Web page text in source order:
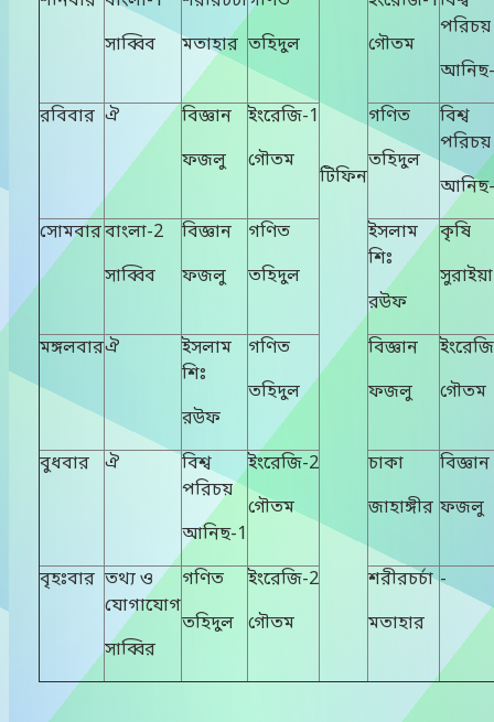
সাব্বিব
মতাহার তহিদুল
টিফিন
গৌতম
পরিচয়
রবিবার ঐ
বিজ্ঞান
ফজলু
ইংরেজি-1
গৌতম
গণিত
তহিদুল
বিশ্ব
পরিচয়
সোমবারবাংলা-2
সাব্বিব
বিজ্ঞান
ফজলু
গণিত
তহিদুল
ইসলাম
শিঃ
রউফ
কৃষি
সুরাইয়া
মঙ্গলবারঐ
ইসলাম
শিঃ
রউফ
গণিত
তহিদুল
বিজ্ঞান
ফজলু
গৌতম
বুধবার ঐ
বিশ্ব
পরিচয়
আনিছ-1
ইংরেজি-2
গৌতম
চাকা
জাহাঙ্গীর
বিজ্ঞান
ফজলু
বৃহঃবার তথ্য ও
যোগাযোগ
সাব্বির
গণিত
তহিদুল
ইংরেজি-2
গৌতম
শরীরচর্চা
মতাহার
-